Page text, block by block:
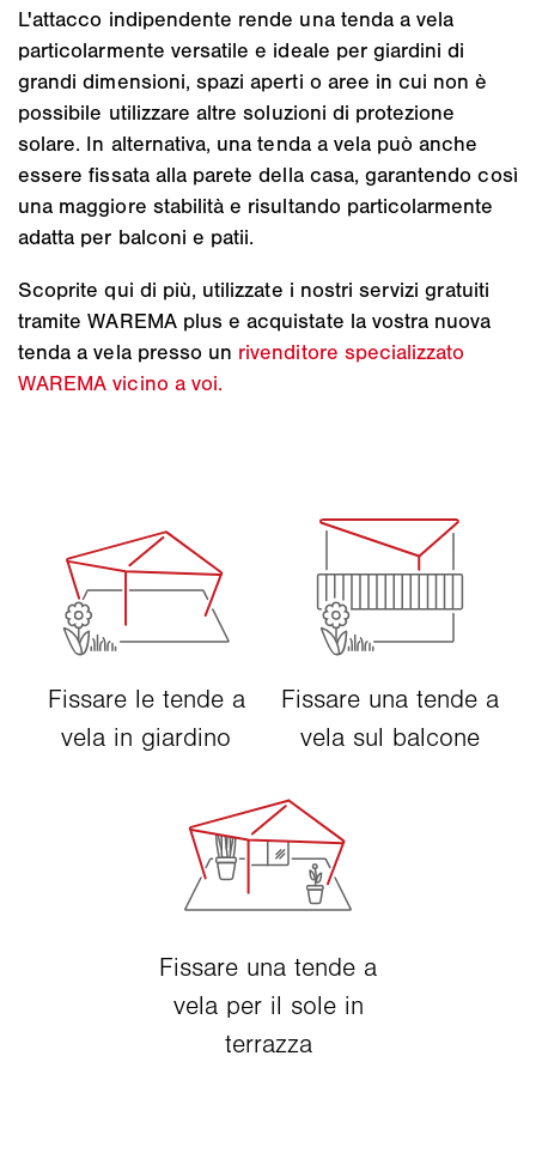
L'attacco indipendente rende una tenda a vela
particolarmente versatile e ideale per giardini di
grandi dimensioni, spazi aperti o aree in cui non è
possibile utilizzare altre soluzioni di protezione
solare. In alternativa, una tenda a vela può anche
essere fissata alla parete della casa, garantendo così
una maggiore stabilità e risultando particolarmente
adatta per balconi e patii.
Scoprite qui di più, utilizzate i nostri servizi gratuiti
tramite WAREMA plus e acquistate la vostra nuova
tenda a vela presso un rivenditore specializzato
WAREMA vicino a voi.